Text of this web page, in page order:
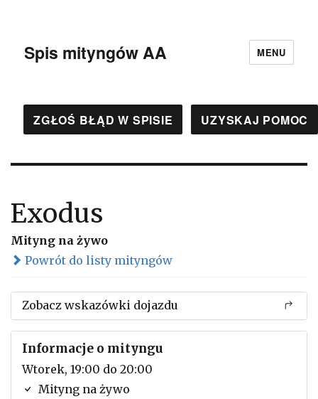
Spis mityngów AA MENU
ZGŁOŚ BŁĄD W SPISIE UZYSKAJ POMOC
Exodus
Mityng na żywo
Powrót do listy mityngów
Zobacz wskazówki dojazdu
Informacje o mityngu
Wtorek, 19:00 do 20:00
Mityng na żywo